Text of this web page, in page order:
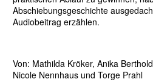
Abschiebungsgeschichte
Audiobeitrag erzählen.
Von: Mathilda Kröker, Anika
Nicole Nennhaus und Torge Prahl